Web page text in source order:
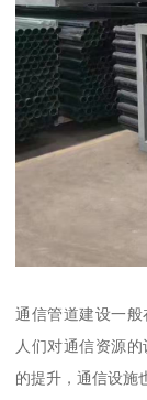
通信管道建设一
人们对通信资源
的提升，通信设施